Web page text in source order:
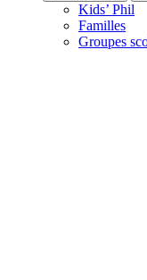
Kids’ Phil
Familles
Groupes